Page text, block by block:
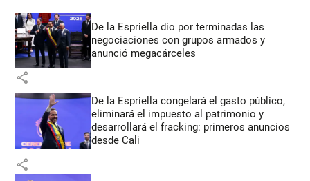
De la Espriella dio por terminadas las
negociaciones con grupos armados y
anunció megacárceles
share
De la Espriella congelará el gasto público,
eliminará el impuesto al patrimonio y
desarrollará el fracking: primeros anuncios
desde Cali
share